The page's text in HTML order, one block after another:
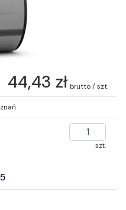
44,43 zł brutto / szt.
szt.